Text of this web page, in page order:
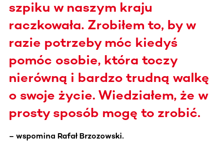
szpiku w naszym kraju
raczkowała. Zrobiłem to, by w
razie potrzeby móc kiedyś
pomóc osobie, która toczy
nierówną i bardzo trudną walkę
o swoje życie. Wiedziałem, że w
prosty sposób mogę to zrobić.
– wspomina Rafał Brzozowski.